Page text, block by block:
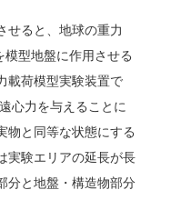
せると、地球の重力
型地盤に作用させる
載荷模型実験装置で
心力を与えることに
物と同等な状態にする
実験エリアの延長が長
分と地盤・構造物部分